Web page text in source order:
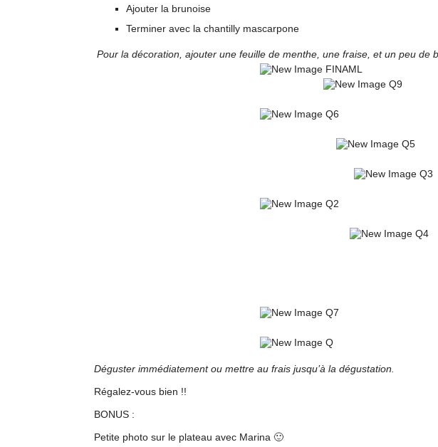
Ajouter la brunoise
Terminer avec la chantilly mascarpone
Pour la décoration, ajouter une feuille de menthe, une fraise, et un peu de
Déguster immédiatement ou mettre au frais jusqu’à la dégustation.
Régalez-vous bien !!
BONUS :
Petite photo sur le plateau avec Marina 🙂